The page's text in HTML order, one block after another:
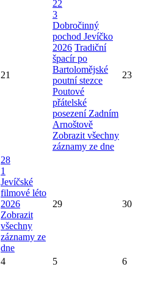
21
22
3
Dobročinný
pochod Jevíčko
2026 Tradiční
špacír po
Bartolomějské
poutní stezce
Poutové
přátelské
posezení Zadním
Arnoštově
Zobrazit všechny
záznamy ze dne
23
28
1
Jevíčské
filmové léto
2026
Zobrazit
všechny
záznamy ze
dne
29 30
4 5 6